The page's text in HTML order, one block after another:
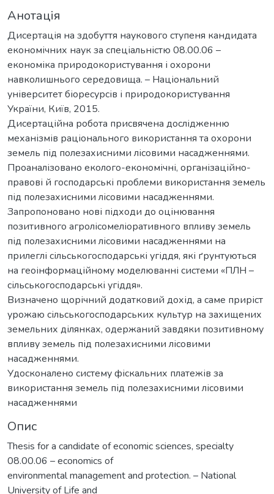
Анотація
Дисертація на здобуття наукового ступеня кандидата
економічних наук за спеціальністю 08.00.06 –
економіка природокористування і охорони
навколишнього середовища. – Національний
університет біоресурсів і природокористування
України, Київ, 2015.
Дисертаційна робота присвячена дослідженню
механізмів раціонального використання та охорони
земель під полезахисними лісовими насадженнями.
Проаналізовано еколого-економічні, організаційно-
правові й господарські проблеми використання земель
під полезахисними лісовими насадженнями.
Запропоновано нові підходи до оцінювання
позитивного агролісомеліоративного впливу земель
під полезахисними лісовими насадженнями на
прилеглі сільськогосподарські угіддя, які ґрунтуються
на геоінформаційному моделюванні системи «ПЛН –
сільськогосподарські угіддя».
Визначено щорічний додатковий дохід, а саме приріст
урожаю сільськогосподарських культур на захищених
земельних ділянках, одержаний завдяки позитивному
впливу земель під полезахисними лісовими
насадженнями.
Удосконалено систему фіскальних платежів за
використання земель під полезахисними лісовими
насадженнями
Опис
Thesis for a candidate of economic sciences, specialty
08.00.06 – еconomics of
environmental management and protection. – National
University of Life and